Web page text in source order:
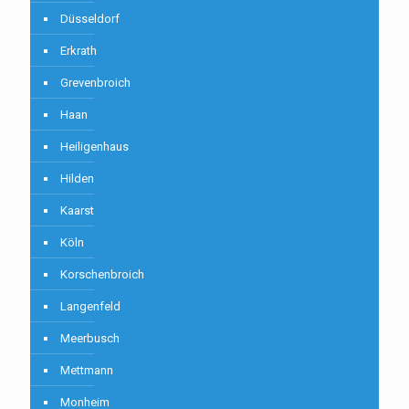
Düsseldorf
Erkrath
Grevenbroich
Haan
Heiligenhaus
Hilden
Kaarst
Köln
Korschenbroich
Langenfeld
Meerbusch
Mettmann
Monheim